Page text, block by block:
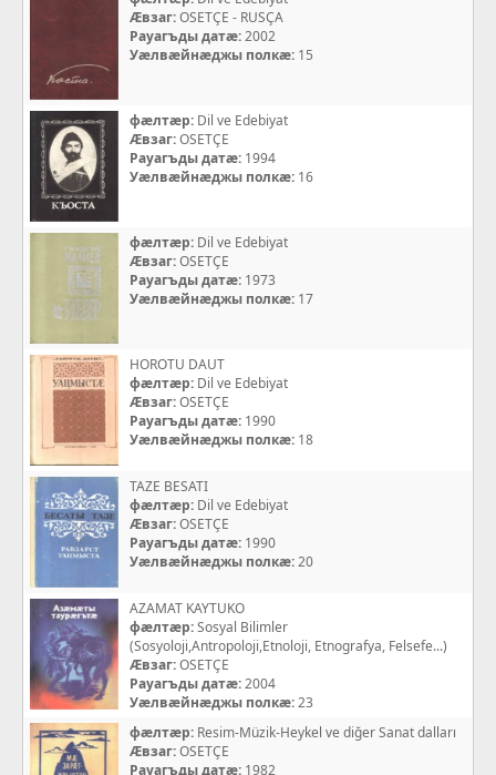
Æвзаг:OSETÇE - RUSÇA
Рауагъды датæ:2002
Уæлвæйнæджы полкæ: 15
фæлтæр: Dil ve Edebiyat
Æвзаг:OSETÇE
Рауагъды датæ: 1994
Уæлвæйнæджы полкæ: 16
фæлтæр: Dil ve Edebiyat
Æвзаг:OSETÇE
Рауагъды датæ: 1973
Уæлвæйнæджы полкæ: 17
HOROTU DAUT
фæлтæр: Dil ve Edebiyat
Æвзаг:OSETÇE
Рауагъды датæ: 1990
Уæлвæйнæджы полкæ: 18
TAZE BESATI
фæлтæр: Dil ve Edebiyat
Æвзаг:OSETÇE
Рауагъды датæ: 1990
Уæлвæйнæджы полкæ:20
AZAMAT KAYTUKO
фæлтæр:Sosyal Bilimler
(Sosyoloji,Antropoloji,Etnoloji, Etnografya, Felsefe...)
Æвзаг:OSETÇE
Рауагъды датæ:2004
Уæлвæйнæджы полкæ:23
фæлтæр: Resim-Müzik-Heykel ve diğer Sanat dalları
Æвзаг:OSETÇE
Рауагъды датæ: 1982